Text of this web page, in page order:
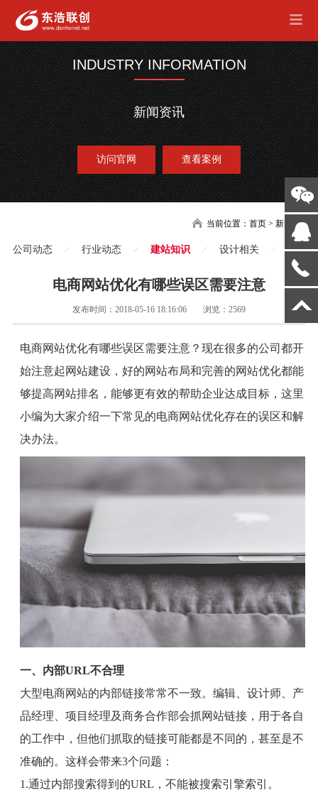
INDUSTRY INFORMATION
新闻资讯
访问官网 查看案例
当前位置：首页 >新闻
公司动态 行业动态 建站知识 设计相关
电商网站优化有哪些误区需要注意
发布时间：2018-05-16 18:16:06 浏览：2569
电商网站优化有哪些误区需要注意？现在很多的公司都开
始注意起网站建设，好的网站布局和完善的网站优化都能
够提高网站排名，能够更有效的帮助企业达成目标，这里
小编为大家介绍一下常见的电商网站优化存在的误区和解
决办法。
一、内部URL不合理
大型电商网站的内部链接常常不一致。编辑、设计师、产
品经理、项目经理及商务合作部会抓网站链接，用于各自
的工作中，但他们抓取的链接可能都是不同的，甚至是不
准确的。这样会带来3个问题：
1.通过内部搜索得到的URL ，不能被搜索引擎索引。